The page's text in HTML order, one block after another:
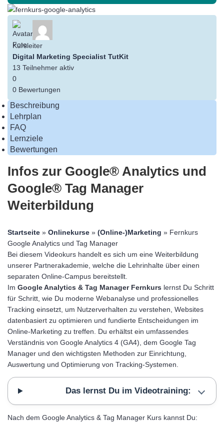
Kursleiter
Digital Marketing Specialist TutKit
13 Teilnehmer aktiv
0
0 Bewertungen
Beschreibung
Lehrplan
FAQ
Lernziele
Bewertungen
Infos zur Google® Analytics und
Google® Tag Manager
Weiterbildung
Startseite » Onlinekurse » (Online-)Marketing » Fernkurs
Google Analytics und Tag Manager
Bei diesem Videokurs handelt es sich um eine Weiterbildung
unserer Partnerakademie, welche die Lehrinhalte über einen
separaten Online-Campus bereitstellt.
Im Google Analytics & Tag Manager Fernkurs lernst Du Schritt
für Schritt, wie Du moderne Webanalyse und professionelles
Tracking einsetzt, um Nutzerverhalten zu verstehen, Websites
datenbasiert zu optimieren und fundierte Entscheidungen im
Online-Marketing zu treffen. Du erhältst ein umfassendes
Verständnis von Google Analytics 4 (GA4), dem Google Tag
Manager und den wichtigsten Methoden zur Einrichtung,
Auswertung und Optimierung von Tracking-Systemen.
Das lernst Du im Videotraining:
Nach dem Google Analytics & Tag Manager Kurs kannst Du: